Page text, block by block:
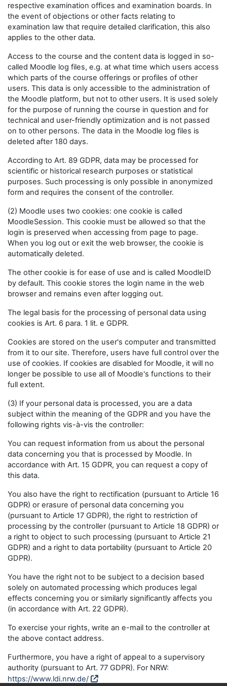
respective examination offices and examination boards. In
the event of objections or other facts relating to
examination law that require detailed clarification, this also
applies to the other data.
Access to the course and the content data is logged in so-
called Moodle log files, e.g. at what time which users access
which parts of the course offerings or profiles of other
users. This data is only accessible to the administration of
the Moodle platform, but not to other users. It is used solely
for the purpose of running the course in question and for
technical and user-friendly optimization and is not passed
on to other persons. The data in the Moodle log files is
deleted after 180 days.
According to Art. 89 GDPR, data may be processed for
scientific or historical research purposes or statistical
purposes. Such processing is only possible in anonymized
form and requires the consent of the controller.
(2) Moodle uses two cookies: one cookie is called
MoodleSession. This cookie must be allowed so that the
login is preserved when accessing from page to page.
When you log out or exit the web browser, the cookie is
automatically deleted.
The other cookie is for ease of use and is called MoodleID
by default. This cookie stores the login name in the web
browser and remains even after logging out.
The legal basis for the processing of personal data using
cookies is Art. 6 para. 1 lit. e GDPR.
Cookies are stored on the user's computer and transmitted
from it to our site. Therefore, users have full control over the
use of cookies. If cookies are disabled for Moodle, it will no
longer be possible to use all of Moodle's functions to their
full extent.
(3) If your personal data is processed, you are a data
subject within the meaning of the GDPR and you have the
following rights vis-à-vis the controller:
You can request information from us about the personal
data concerning you that is processed by Moodle. In
accordance with Art. 15 GDPR, you can request a copy of
this data.
You also have the right to rectification (pursuant to Article 16
GDPR) or erasure of personal data concerning you
(pursuant to Article 17 GDPR), the right to restriction of
processing by the controller (pursuant to Article 18 GDPR) or
a right to object to such processing (pursuant to Article 21
GDPR) and a right to data portability (pursuant to Article 20
GDPR).
You have the right not to be subject to a decision based
solely on automated processing which produces legal
effects concerning you or similarly significantly affects you
(in accordance with Art. 22 GDPR).
To exercise your rights, write an e-mail to the controller at
the above contact address.
Furthermore, you have a right of appeal to a supervisory
authority (pursuant to Art. 77 GDPR). For NRW:
https://www.ldi.nrw.de/